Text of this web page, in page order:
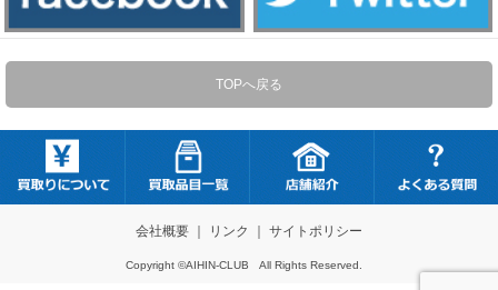
TOPへ戻る
会社概要｜ リンク サイトポリシー
Copyright ©AIHIN-CLUB All Rights Reserved.